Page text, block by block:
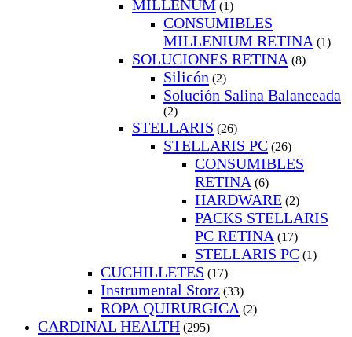
MILLENUM (1)
CONSUMIBLES
MILLENIUM RETINA (1)
SOLUCIONES RETINA (8)
Silicón (2)
Solución Salina Balanceada
(2)
STELLARIS (26)
STELLARIS PC (26)
CONSUMIBLES
RETINA (6)
HARDWARE (2)
PACKS STELLARIS
PC RETINA (17)
STELLARIS PC (1)
CUCHILLETES (17)
Instrumental Storz (33)
ROPA QUIRURGICA (2)
CARDINAL HEALTH (295)